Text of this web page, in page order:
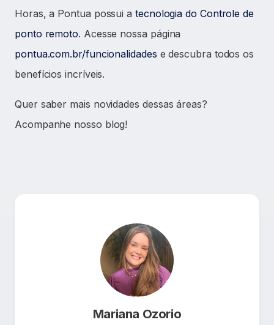
Horas, a Pontua possui a tecnologia do Controle de
ponto remoto. Acesse nossa página
pontua.com.br/funcionalidades e descubra todos os
benefícios incríveis.
Quer saber mais novidades dessas áreas?
Acompanhe nosso blog!
Mariana Ozorio